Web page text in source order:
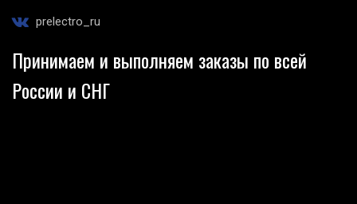
prelectro_ru
Принимаем и выполняем заказы по всей
России и СНГ